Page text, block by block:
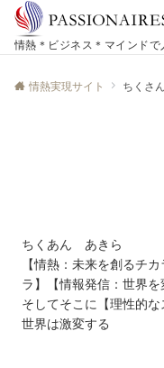
情熱＊ビジネス＊マインドで
情熱実現サイト ちくさん
ちくあん あきら
【情熱：未来を創るチ
ラ】【情報発信：世界を
そしてそこに【理性的
世界は激変する